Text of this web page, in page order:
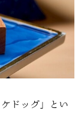
ドッグ」とい